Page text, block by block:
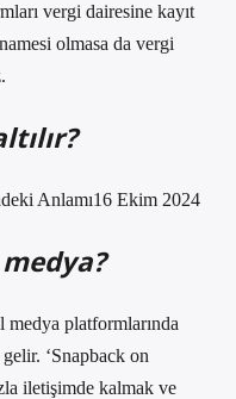
vergi dairesine kayıt
olmasa da vergi
Anlamı16 Ekim 2024
medya platformlarında
gelir. ‘Snapback on
iletişimde kalmak ve